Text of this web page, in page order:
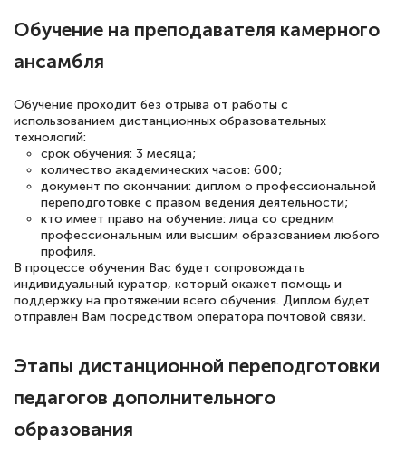
книги, методические рекомендации,
статьи. Времени на подготовку
аттестацию в школе. Спасибо!
Евгения Коротких
Знаток города 2 уровня
12 марта 2026
Спасибо большое Академии! Грамотное,
вежливое сопровождение! Всё чётко и
квалификации. Ещё раз - СПАСИБО!
Обучение на преподавателя камерного
ансамбля
Обучение проходит без отрыва от работы с
использованием дистанционных образовательных
технологий:
срок обучения: 3 месяца;
количество академических часов: 600;
документ по окончании: диплом о профессиональной
переподготовке с правом ведения деятельности;
кто имеет право на обучение: лица со средним
профессиональным или высшим образованием любого
профиля.
В процессе обучения Вас будет сопровождать
индивидуальный куратор, который окажет помощь и
поддержку на протяжении всего обучения. Диплом будет
отправлен Вам посредством оператора почтовой связи.
Этапы дистанционной переподготовки
педагогов дополнительного
образования